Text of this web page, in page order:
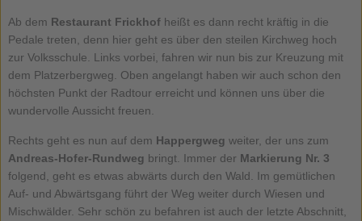
Ab dem Restaurant Frickhofheißt es dann recht kräftig in die
Pedale treten, denn hier geht es über den steilen Kirchweg hoch
zur Volksschule. Links vorbei, fahren wir nun bis zur Kreuzung mit
dem Platzerbergweg. Oben angelangt haben wir auch schon den
höchsten Punkt der Radtour erreicht und können uns über die
wundervolle Aussicht freuen.
Rechts geht es nun auf dem Happergweg weiter, der uns zum
Andreas-Hofer-Rundweg bringt. Immer der Markierung Nr. 3
folgend, geht es etwas abwärts durch den Wald. Im gemütlichen
Auf- und Abwärtsgang führt der Weg weiter durch Wiesen und
Mischwälder. Sehr schön zu befahren ist auch der letzte Abschnitt,